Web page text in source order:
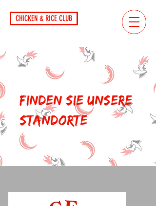
CHICKEN & RICE CLUB
Finden Sie unsere
Standorte